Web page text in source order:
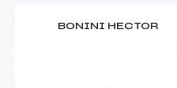
BONINI HECTOR